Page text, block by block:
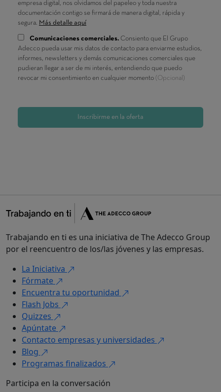
Trabajando en ti es una iniciativa de The Adecco Group
por el reencuentro de los/las jóvenes y las empresas.
La Iniciativa
Fórmate
Encuentra tu oportunidad
Flash Jobs
Quizzes
Apúntate
Contacto empresas y universidades
Blog
Programas finalizados
Participa en la conversación